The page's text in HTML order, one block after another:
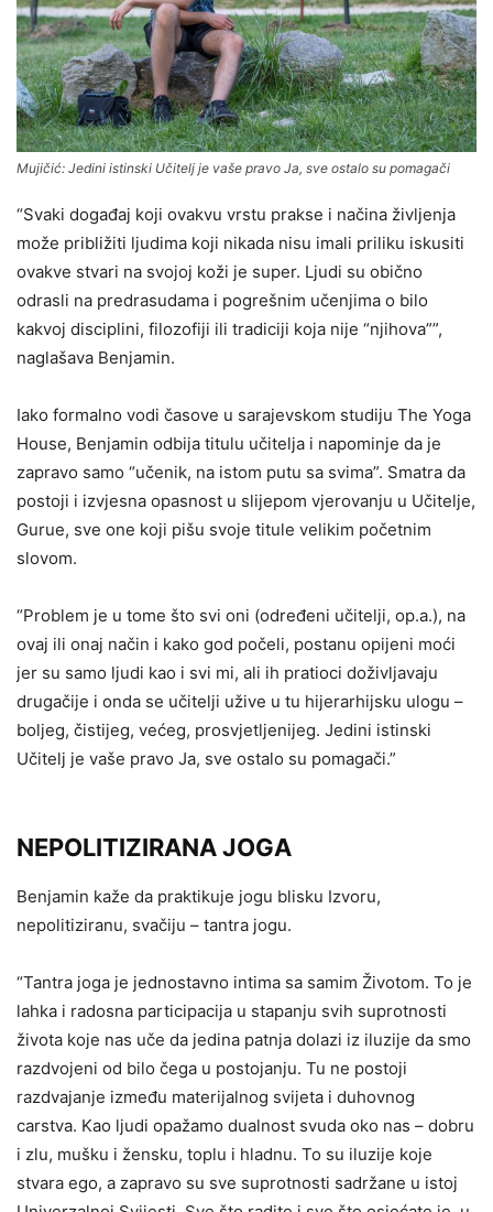
Mujičić: Jedini istinski Učitelj je vaše pravo Ja, sve ostalo su pomagači
“Svaki događaj koji ovakvu vrstu prakse i načina življenja
može približiti ljudima koji nikada nisu imali priliku iskusiti
ovakve stvari na svojoj koži je super. Ljudi su obično
odrasli na predrasudama i pogrešnim učenjima o bilo
kakvoj disciplini, filozofiji ili tradiciji koja nije “njihova””,
naglašava Benjamin.
Iako formalno vodi časove u sarajevskom studiju The Yoga
House, Benjamin odbija titulu učitelja i napominje da je
zapravo samo “učenik, na istom putu sa svima”. Smatra da
postoji i izvjesna opasnost u slijepom vjerovanju u Učitelje,
Gurue, sve one koji pišu svoje titule velikim početnim
slovom.
“Problem je u tome što svi oni (određeni učitelji, op.a.), na
ovaj ili onaj način i kako god počeli, postanu opijeni moći
jer su samo ljudi kao i svi mi, ali ih pratioci doživljavaju
drugačije i onda se učitelji užive u tu hijerarhijsku ulogu –
boljeg, čistijeg, većeg, prosvjetljenijeg. Jedini istinski
Učitelj je vaše pravo Ja, sve ostalo su pomagači.”
NEPOLITIZIRANA JOGA
Benjamin kaže da praktikuje jogu blisku Izvoru,
nepolitiziranu, svačiju – tantra jogu.
“Tantra joga je jednostavno intima sa samim Životom. To je
lahka i radosna participacija u stapanju svih suprotnosti
života koje nas uče da jedina patnja dolazi iz iluzije da smo
razdvojeni od bilo čega u postojanju. Tu ne postoji
razdvajanje između materijalnog svijeta i duhovnog
carstva. Kao ljudi opažamo dualnost svuda oko nas – dobru
i zlu, mušku i žensku, toplu i hladnu. To su iluzije koje
stvara ego, a zapravo su sve suprotnosti sadržane u istoj